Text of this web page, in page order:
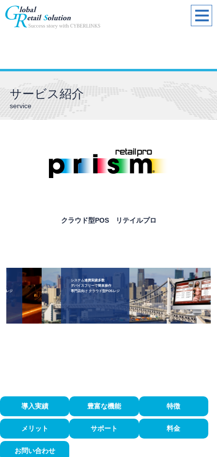
サービス紹介
service
クラウド型POS リテイルプロ
システム連携実績多数
デバイスフリーで簡単操作
専門店向け クラウド型POSレジ
導入実績 豊富な機能 特徴
メリット サポート 料金
お問い合わせ